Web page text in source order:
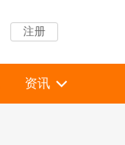
注册
资讯